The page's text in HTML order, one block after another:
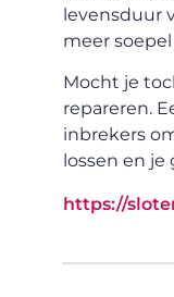
levensduur
meer
Mocht je
repareren.
inbrekers
lossen en
https://